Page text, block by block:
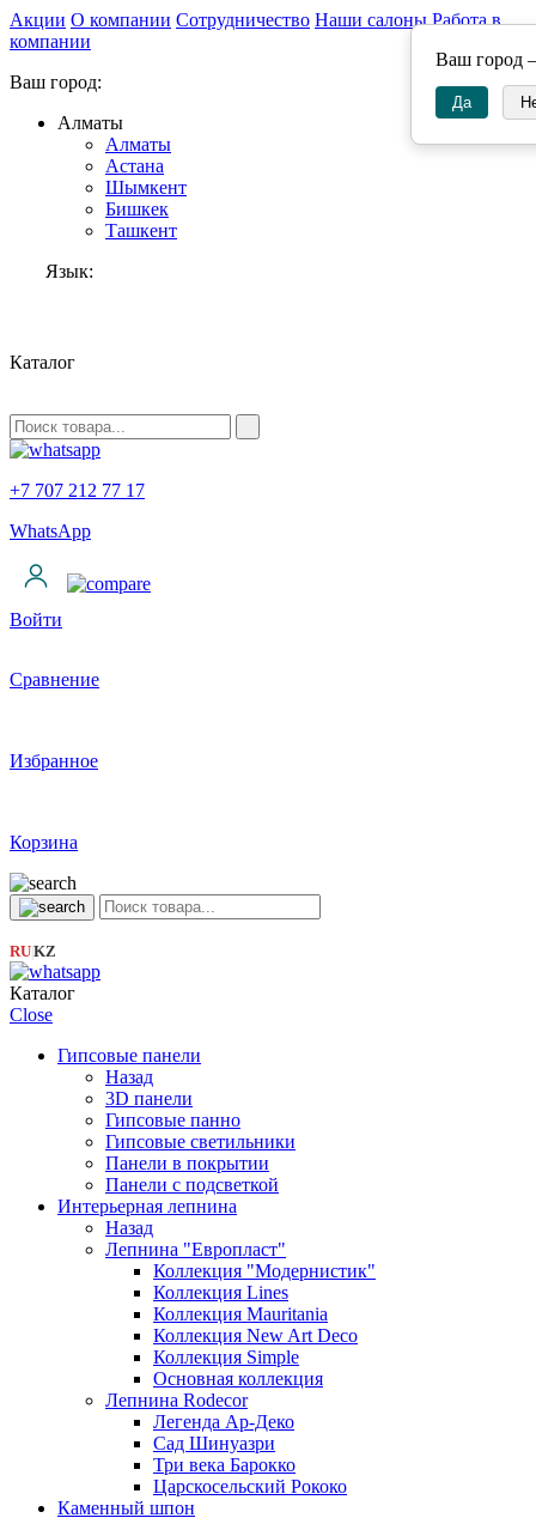
Ваш
Да
Акции О компании Сотрудничество Наши салоны Работа в
компании
Ваш город:
Алматы
Алматы
Астана
Шымкент
Бишкек
Ташкент
Язык:
Каталог
+7 707 212 77 17
WhatsApp
Войти
Сравнение
Избранное
Корзина
RU|KZ
Каталог
Close
Гипсовые панели
Назад
3D панели
Гипсовые панно
Гипсовые светильники
Панели в покрытии
Панели с подсветкой
Интерьерная лепнина
Назад
Лепнина "Европласт"
Коллекция "Модернистик"
Коллекция Lines
Коллекция Mauritania
Коллекция New Art Deco
Коллекция Simple
Основная коллекция
Лепнина Rodecor
Легенда Ар-Деко
Сад Шинуазри
Три века Барокко
Царскосельский Рококо
Каменный шпон